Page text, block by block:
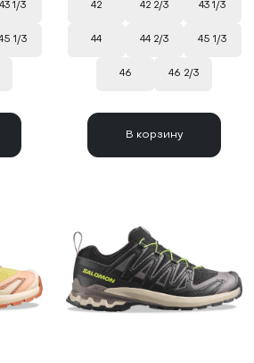
43 1/3
1/3
42 42 2/3 43 1/3
44 44 2/3 45 1/3
46 46 2/3
В корзину